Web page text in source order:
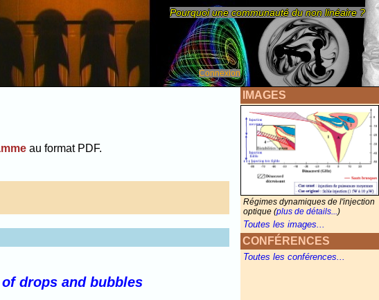
Connexion
Pourquoi une communauté du non linéaire ?
au format PDF.
drops and bubbles
IMAGES
Régimes dynamiques de l'injection
optique (plus de détails...)
Toutes les images...
CONFÉRENCES
Toutes les conférences...